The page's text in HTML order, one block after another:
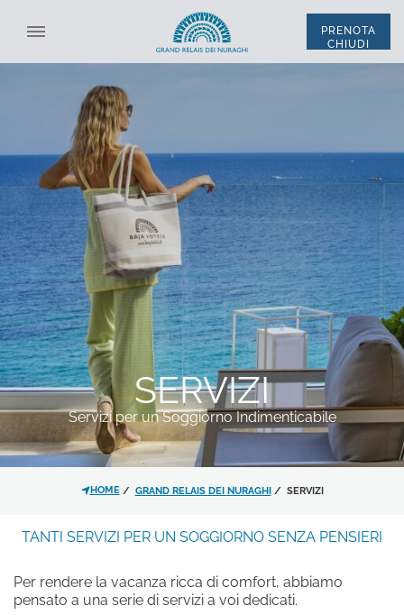
PRENOTA
CHIUDI
COGNOME*
EMAIL *
TELEFONO*
MESSAGGIO*
TUTTE LE STRUTTURE
SISTEMAZIONE
CODICE SCONTO
CAMERE E SUITE
SERVIZI
Servizi per un Soggiorno Indimenticabile
HOME GRAND RELAIS DEI NURAGHI SERVIZI
TANTI SERVIZI PER UN SOGGIORNO SENZA PENSIERI
Per rendere la vacanza ricca di comfort, abbiamo
pensato a una serie di servizi a voi dedicati.